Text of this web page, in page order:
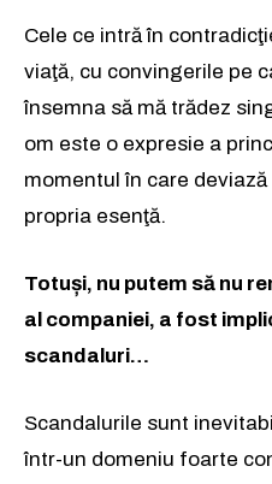
Cele ce intră în
viaţă, cu convingerile pe
însemna să mă trădez
om este o expresie a
momentul în care
propria esenţă.
Totuși, nu putem să nu
al companiei, a fost
scandaluri…
Scandalurile sunt
într-un domeniu foarte